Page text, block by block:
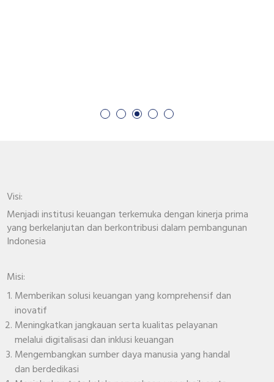
Visi:
Menjadi institusi keuangan terkemuka dengan kinerja prima
yang berkelanjutan dan berkontribusi dalam pembangunan
Indonesia
Misi:
Memberikan solusi keuangan yang komprehensif dan
inovatif
Meningkatkan jangkauan serta kualitas pelayanan
melalui digitalisasi dan inklusi keuangan
Mengembangkan sumber daya manusia yang handal
dan berdedikasi